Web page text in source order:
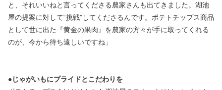
と、それいいねと言ってくださる農家さんも出てきました。湖池
屋の提案に対して“挑戦”してくださるんです。ポテトチップス商品
として世に出た『黄金の果肉』を農家の方々が手に取ってくれる
のが、今から待ち遠しいですね」
●じゃがいもにプライドとこだわりを